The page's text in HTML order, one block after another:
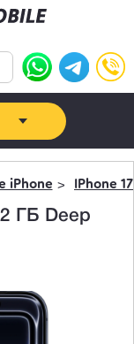
iPhone IPhone
ГБ Deep